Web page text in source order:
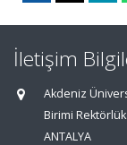
İletişim
Akdeniz
Birimi Rektörlük
ANTALYA